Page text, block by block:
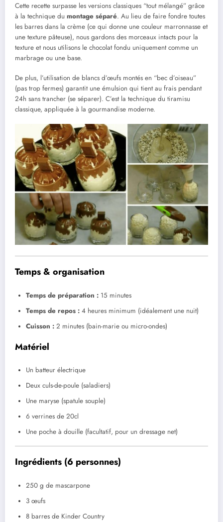
Cette recette surpasse les versions classiques “tout mélangé” grâce
à la technique du montage séparé. Au lieu de faire fondre toutes
les barres dans la crème (ce qui donne une couleur marronnasse et
une texture pâteuse), nous gardons des morceaux intacts pour la
texture et nous utilisons le chocolat fondu uniquement comme un
marbrage ou une base.
De plus, l’utilisation de blancs d’œufs montés en “bec d’oiseau”
(pas trop fermes) garantit une émulsion qui tient au frais pendant
24h sans trancher (se séparer). C’est la technique du tiramisu
classique, appliquée à la gourmandise moderne.
Temps & organisation
Temps de préparation : 15 minutes
Temps de repos : 4 heures minimum (idéalement une nuit)
Cuisson : 2 minutes (bain-marie ou micro-ondes)
Matériel
Un batteur électrique
Deux culs-de-poule (saladiers)
Une maryse (spatule souple)
6 verrines de 20cl
Une poche à douille (facultatif, pour un dressage net)
Ingrédients (6 personnes)
250 g de mascarpone
3 œufs
8 barres de Kinder Country